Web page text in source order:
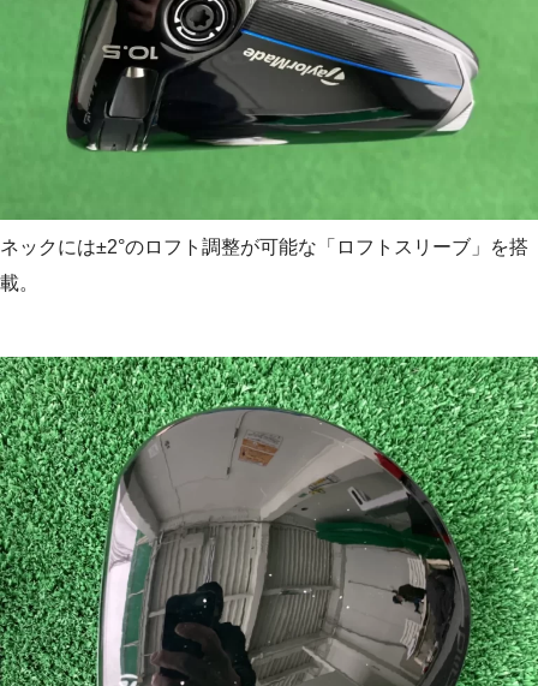
ネックには±2°のロフト調整が可能な「ロフトスリーブ」を搭
載。